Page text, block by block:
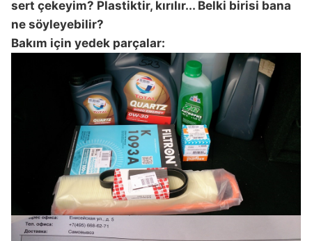
sert çekeyim? Plastiktir, kırılır... Belki birisi bana
ne söyleyebilir?
Bakım için yedek parçalar: